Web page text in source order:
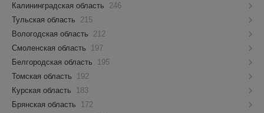
Калининградская область
246
Тульская область
215
Вологодская область
212
Смоленская область
197
Белгородская область
195
Томская область
192
Курская область
183
Брянская область
172